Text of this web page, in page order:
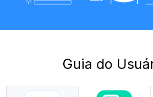
Guia do